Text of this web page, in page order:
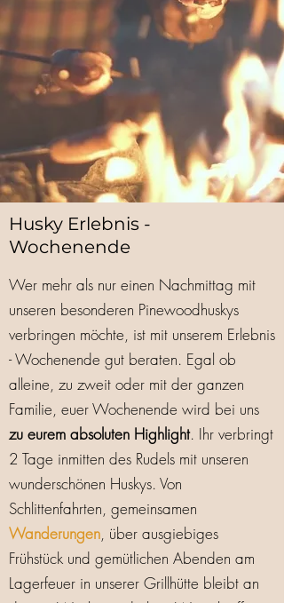
Husky Erlebnis -
Wochenende
Wer mehr als nur einen Nachmittag mit
unseren besonderen Pinewoodhuskys
verbringen möchte, ist mit unserem Erlebnis
- Wochenende gut beraten. Egal ob
alleine, zu zweit oder mit der ganzen
Familie, euer Wochenende wird bei uns
zu eurem absoluten Highlight. Ihr verbringt
2 Tage inmitten des Rudels mit unseren
wunderschönen Huskys. Von
Schlittenfahrten, gemeinsamen
Wanderungen, über ausgiebiges
Frühstück und gemütlichen Abenden am
Lagerfeuer in unserer Grillhütte bleibt an